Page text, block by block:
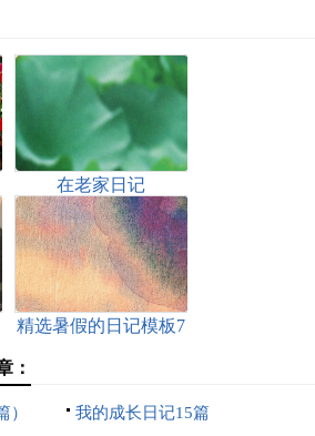
在老家日记
精选暑假的日记模板7
：
） 我的成长日记15篇